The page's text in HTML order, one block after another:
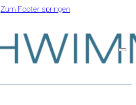
Zum Footer springen